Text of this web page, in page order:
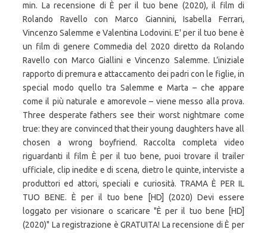
min. La recensione di È per il tuo bene (2020), il film di
Rolando Ravello con Marco Giannini, Isabella Ferrari,
Vincenzo Salemme e Valentina Lodovini. E' per il tuo bene è
un film di genere Commedia del 2020 diretto da Rolando
Ravello con Marco Giallini e Vincenzo Salemme. L’iniziale
rapporto di premura e attaccamento dei padri con le figlie, in
special modo quello tra Salemme e Marta – che appare
come il più naturale e amorevole – viene messo alla prova.
Three desperate fathers see their worst nightmare come
true: they are convinced that their young daughters have all
chosen a wrong boyfriend. Raccolta completa video
riguardanti il film È per il tuo bene, puoi trovare il trailer
ufficiale, clip inedite e di scena, dietro le quinte, interviste a
produttori ed attori, speciali e curiosità. TRAMA È PER IL
TUO BENE. È per il tuo bene [HD] (2020) Devi essere
loggato per visionare o scaricare "È per il tuo bene [HD]
(2020)" La registrazione è GRATUITA! La recensione di È per